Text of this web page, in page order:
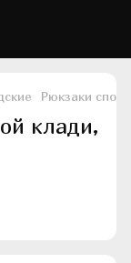
Рюкзаки
клади,